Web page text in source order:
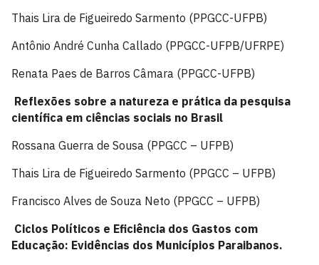
Thais Lira de Figueiredo Sarmento (PPGCC-UFPB)
Antônio André Cunha Callado (PPGCC-UFPB/UFRPE)
Renata Paes de Barros Câmara (PPGCC-UFPB)
Reflexões sobre a natureza e prática da pesquisa
científica em ciências sociais no Brasil
Rossana Guerra de Sousa (PPGCC – UFPB)
Thais Lira de Figueiredo Sarmento (PPGCC – UFPB)
Francisco Alves de Souza Neto (PPGCC – UFPB)
Ciclos Políticos e Eficiência dos Gastos com
Educação: Evidências dos Municípios Paraibanos.